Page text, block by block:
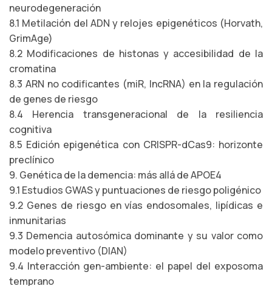
neurodegeneración
8.1 Metilación del ADN y relojes epigenéticos (Horvath,
GrimAge)
8.2 Modificaciones de histonas y accesibilidad de la
cromatina
8.3 ARN no codificantes (miR, lncRNA) en la regulación
de genes de riesgo
8.4 Herencia transgeneracional de la resiliencia
cognitiva
8.5 Edición epigenética con CRISPR-dCas9: horizonte
preclínico
9. Genética de la demencia: más allá de APOE4
9.1 Estudios GWAS y puntuaciones de riesgo poligénico
9.2 Genes de riesgo en vías endosomales, lipídicas e
inmunitarias
9.3 Demencia autosómica dominante y su valor como
modelo preventivo (DIAN)
9.4 Interacción gen-ambiente: el papel del exposoma
temprano